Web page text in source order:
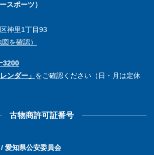
スポーツ）
神里1丁目93
を確認）
3200
ンダー」 をご確認ください（日・月は定休
古物商許可証番号
愛知県公安委員会